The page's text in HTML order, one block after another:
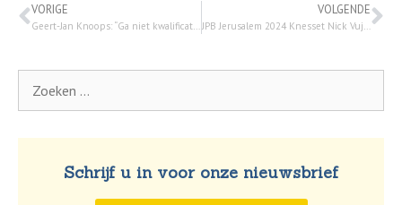
VORIGE VOLGENDE
Schrijf u in voor onze nieuwsbrief